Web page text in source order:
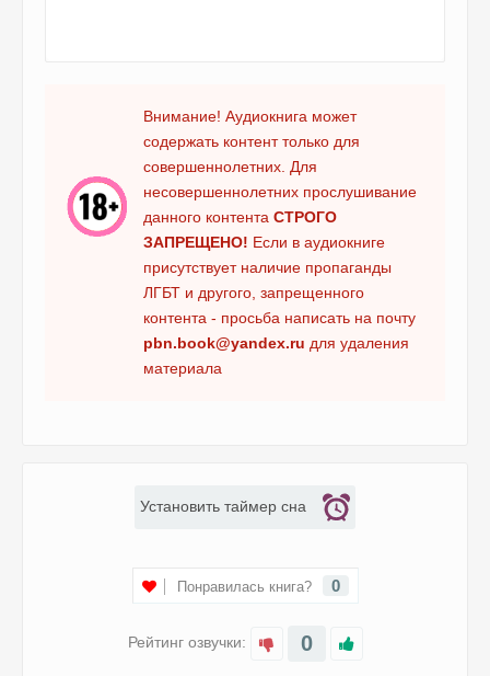
Внимание! Аудиокнига может
содержать контент только для
совершеннолетних. Для
несовершеннолетних прослушивание
данного контента СТРОГО
ЗАПРЕЩЕНО! Если в аудиокниге
присутствует наличие пропаганды
ЛГБТ и другого, запрещенного
контента - просьба написать на почту
pbn.book@yandex.ru для удаления
материала
Рейтинг озвучки: 0
Понравилась книга? 0
Установить таймер сна